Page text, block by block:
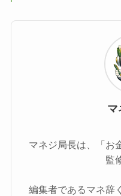
マ
マネジ局長は、「お
監
編集者であるマネ辞